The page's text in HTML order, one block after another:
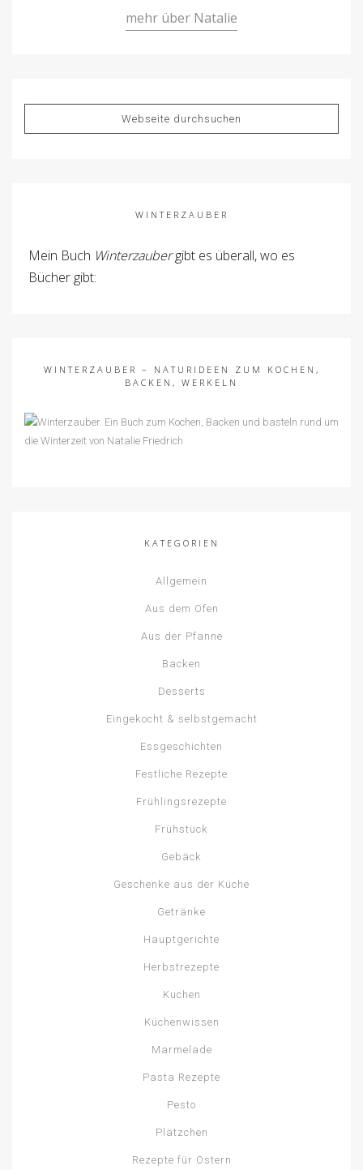
mehr über Natalie
WINTERZAUBER
Mein Buch Winterzaubergibt es überall, wo es
Bücher gibt:
WINTERZAUBER – NATURIDEEN ZUM KOCHEN,
BACKEN, WERKELN
KATEGORIEN
Allgemein
Aus dem Ofen
Aus der Pfanne
Backen
Desserts
Eingekocht & selbstgemacht
Essgeschichten
Festliche Rezepte
Frühlingsrezepte
Frühstück
Gebäck
Geschenke aus der Küche
Getränke
Hauptgerichte
Herbstrezepte
Kuchen
Küchenwissen
Marmelade
Pasta Rezepte
Pesto
Plätzchen
Rezepte für Ostern